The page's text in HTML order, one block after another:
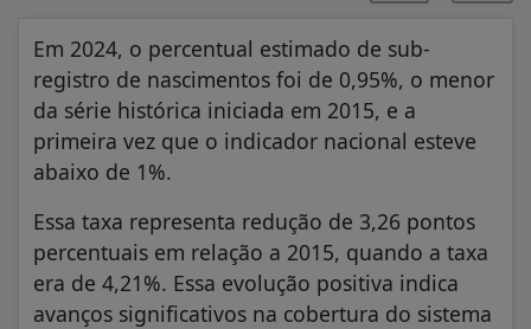
Em 2024, o percentual estimado de sub-
registro de nascimentos foi de 0,95%, o menor
da série histórica iniciada em 2015, e a
primeira vez que o indicador nacional esteve
abaixo de 1%.
Essa taxa representa redução de 3,26 pontos
percentuais em relação a 2015, quando a taxa
era de 4,21%. Essa evolução positiva indica
avanços significativos na cobertura do sistema